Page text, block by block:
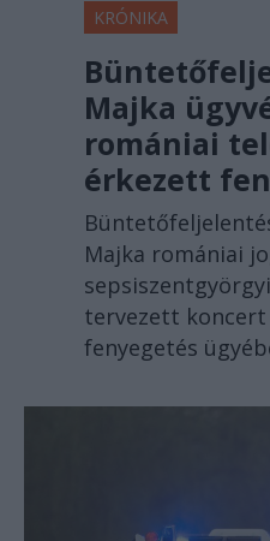
KRÓNIKA
Majka
romániai
érkezett
Majka romániai
tervezett
fenyegetés